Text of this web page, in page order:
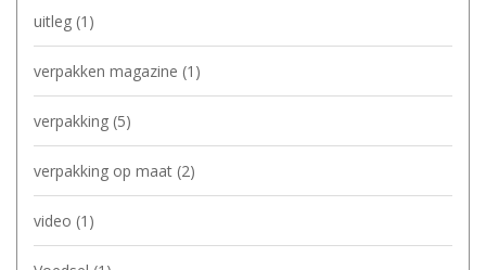
uitleg (1)
verpakken magazine (1)
verpakking (5)
verpakking op maat (2)
video (1)